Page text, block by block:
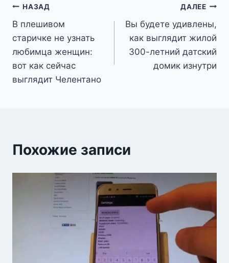
Навигация
по
записям
НАЗАД
В плешивом
старичке не узнать
любимца женщин:
вот как сейчас
выглядит Челентано
ДАЛЕЕ
Вы будете удивлены,
как выглядит жилой
300-летний датский
домик изнутри
Похожие записи